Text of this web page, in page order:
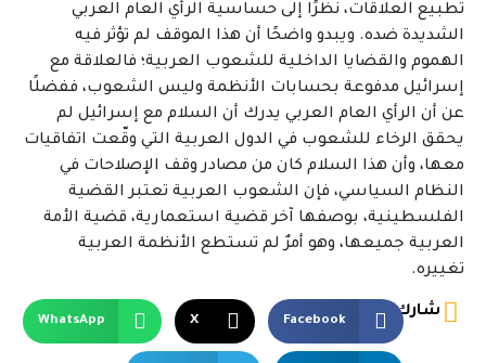
تطبيع العلاقات، نظرًا إلى حساسية الرأي العام العربي
الشديدة ضده. ويبدو واضحًا أن هذا الموقف لم تؤثر فيه
الهموم والقضايا الداخلية للشعوب العربية؛ فالعلاقة مع
إسرائيل مدفوعة بحسابات الأنظمة وليس الشعوب، ففضلًا
عن أن الرأي العام العربي يدرك أن السلام مع إسرائيل لم
يحقق الرخاء للشعوب في الدول العربية التي وقّعت اتفاقيات
معها، وأن هذا السلام كان من مصادر وقف الإصلاحات في
النظام السياسي، فإن الشعوب العربية تعتبر القضية
الفلسطينية، بوصفها آخر قضية استعمارية، قضية الأمة
العربية جميعها، وهو أمرٌ لم تستطع الأنظمة العربية
تغييره.
شارك
Facebook
X
WhatsApp